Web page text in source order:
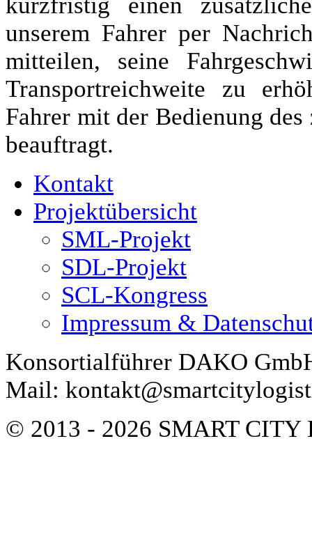
unserem Fahrer per
mitteilen, seine
Transportreichweite zu
Fahrer mit der Bedienung
beauftragt.
Kontakt
Projektübersicht
SML-Projekt
SDL-Projekt
SCL-Kongress
Impressum &
Konsortialführer DAKO
Mail:
© 2013 - 2026 SMART CITY